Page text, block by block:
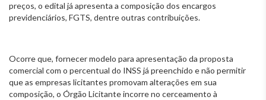
preços, o edital já apresenta a composição dos encargos
previdenciários, FGTS, dentre outras contribuições.
Ocorre que, fornecer modelo para apresentação da proposta
comercial com o percentual do INSS já preenchido e não permitir
que as empresas licitantes promovam alterações em sua
composição, o Órgão Licitante incorre no cerceamento à